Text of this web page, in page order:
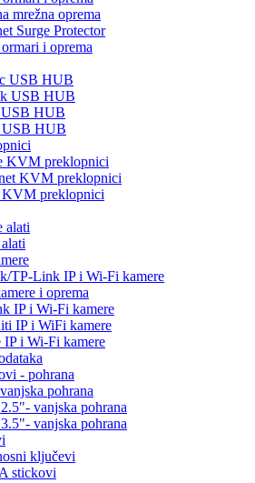
mrežna oprema
Surge Protector
i oprema
USB HUB
USB HUB
HUB
USB HUB
KVM preklopnici
KVM preklopnici
KVM preklopnici
alati
TP-Link IP i Wi-Fi kamere
i oprema
IP i Wi-Fi kamere
IP i WiFi kamere
IP i Wi-Fi kamere
- pohrana
pohrana
vanjska pohrana
vanjska pohrana
ključevi
stickovi